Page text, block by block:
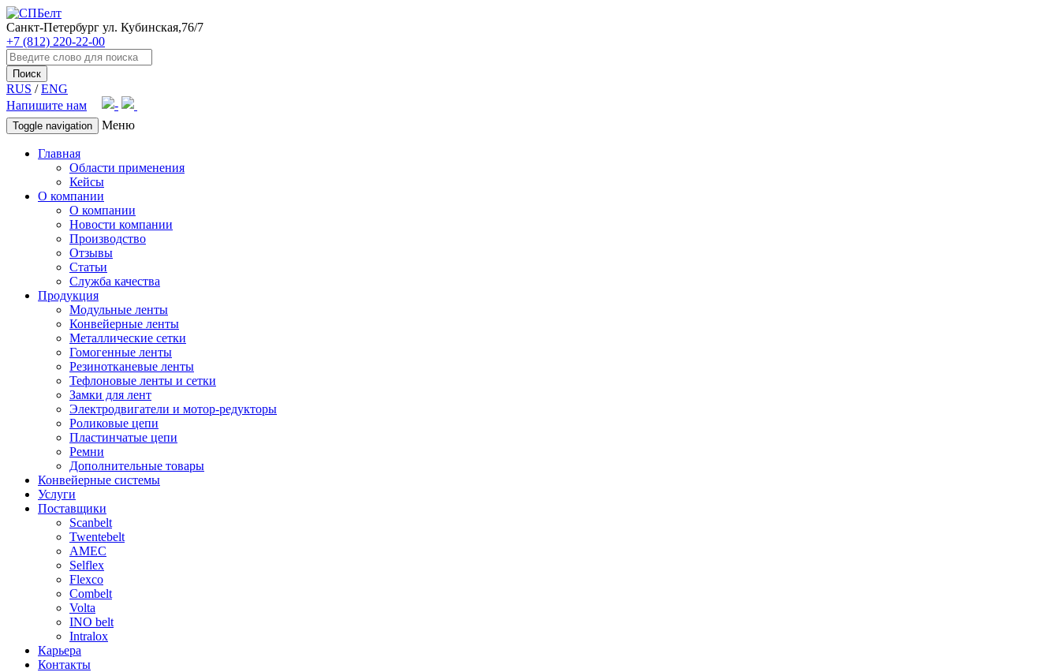
Санкт-Петербург ул. Кубинская,76/7
+7 (812) 220-22-00
Поиск
RUS /ENG
Напишите нам
Toggle navigation Меню
Главная
Области применения
Кейсы
О компании
О компании
Новости компании
Производство
Отзывы
Статьи
Служба качества
Продукция
Модульные ленты
Конвейерные ленты
Металлические сетки
Гомогенные ленты
Резинотканевые ленты
Тефлоновые ленты и сетки
Замки для лент
Электродвигатели и мотор-редукторы
Роликовые цепи
Пластинчатые цепи
Ремни
Дополнительные товары
Конвейерные системы
Услуги
Поставщики
Scanbelt
Twentebelt
АMEC
Selflex
Flexco
Combelt
Volta
INO belt
Intralox
Карьера
Контакты